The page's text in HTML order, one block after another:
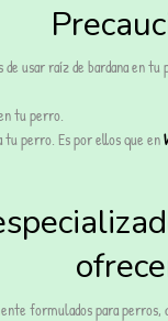
usar raíz de bardana en tu
tu perro.
tu perro. Es por ellos que en
formulados para perros,